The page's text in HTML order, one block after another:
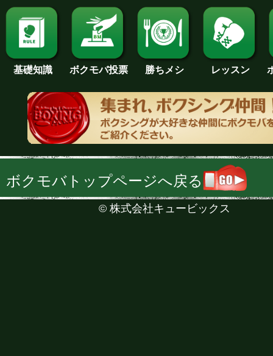
基礎知識 ボクモバ投票 勝ちメシ レッスン
ボクモバトップページへ戻る
© 株式会社キュービックス